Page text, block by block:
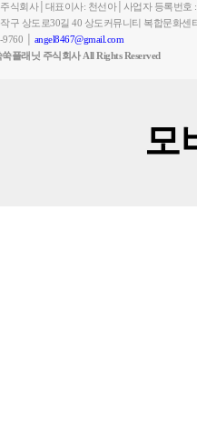
식회사│대표이사: 천선아│사업자 등록번호
구 상도로30길 40 상도커뮤니티 복합문화
│ angel8467@gmail.com
플래닛 주식회사 All Rights Reserved
모